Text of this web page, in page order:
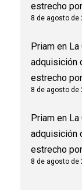
estrecho
8 de agosto de
Priam en La
adquisición
estrecho
8 de agosto de
Priam en La
adquisición
estrecho
8 de agosto de